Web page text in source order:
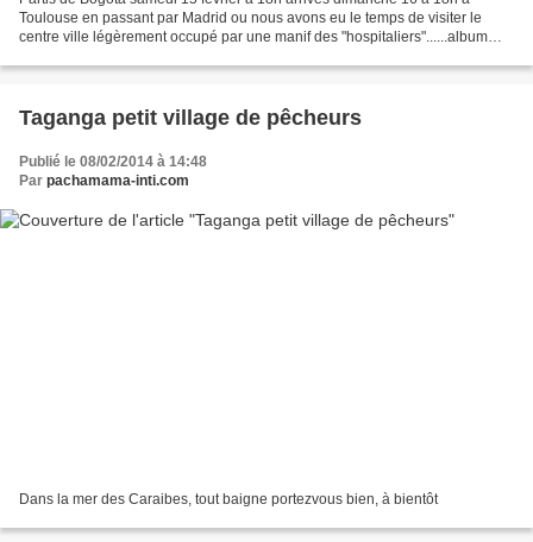
Toulouse en passant par Madrid ou nous avons eu le temps de visiter le
centre ville légèrement occupé par une manif des "hospitaliers"......album
Taganga petit village de pêcheurs
Publié le 08/02/2014 à 14:48
Par pachamama-inti.com
Dans la mer des Caraibes, tout baigne portezvous bien, à bientôt